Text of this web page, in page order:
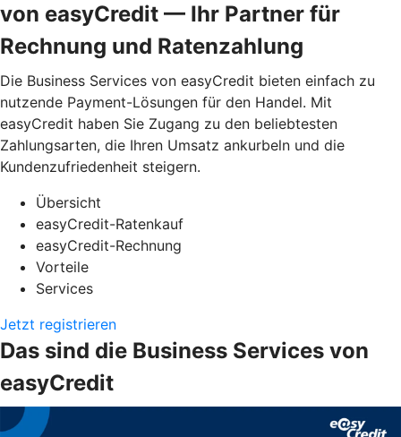
von easyCredit — Ihr Partner für
Rechnung und Ratenzahlung
Die Business Services von easyCredit bieten einfach zu
nutzende Payment-Lösungen für den Handel. Mit
easyCredit haben Sie Zugang zu den beliebtesten
Zahlungsarten, die Ihren Umsatz ankurbeln und die
Kundenzufriedenheit steigern.
Übersicht
easyCredit-Ratenkauf
easyCredit-Rechnung
Vorteile
Services
Jetzt registrieren
Das sind die Business Services von
easyCredit